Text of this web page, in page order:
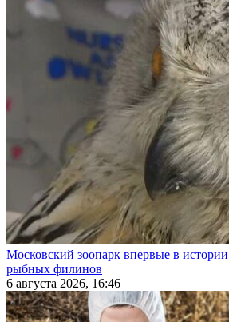
Московский зоопарк впервые в
рыбных филинов
6 августа 2026, 16:46